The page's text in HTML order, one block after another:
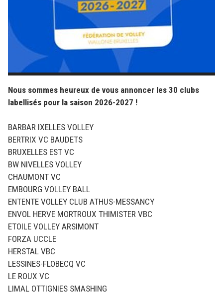
Nous sommes heureux de vous annoncer les 30 clubs
labellisés pour la saison 2026-2027 !
BARBAR IXELLES VOLLEY
BERTRIX VC BAUDETS
BRUXELLES EST VC
BW NIVELLES VOLLEY
CHAUMONT VC
EMBOURG VOLLEY BALL
ENTENTE VOLLEY CLUB ATHUS-MESSANCY
ENVOL HERVE MORTROUX THIMISTER VBC
ETOILE VOLLEY ARSIMONT
FORZA UCCLE
HERSTAL VBC
LESSINES-FLOBECQ VC
LE ROUX VC
LIMAL OTTIGNIES SMASHING